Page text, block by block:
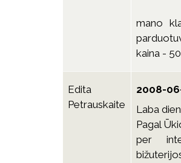
mano
kaina -
Edita
Petrauskaite
2008-
Laba
Pagal
per